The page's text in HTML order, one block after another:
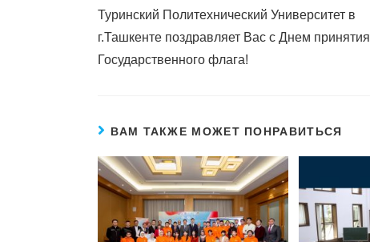
Туринский Политехнический Университет в
г.Ташкенте поздравляет Вас с Днем принятия
Государственного флага!
ВАМ ТАКЖЕ МОЖЕТ ПОНРАВИТЬСЯ